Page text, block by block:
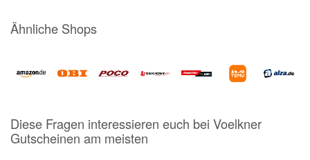
Ähnliche Shops
Diese Fragen interessieren euch bei Voelkner
Gutscheinen am meisten